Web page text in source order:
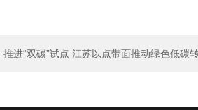
推进“双碳”试点 江苏以点带面推动绿色低碳